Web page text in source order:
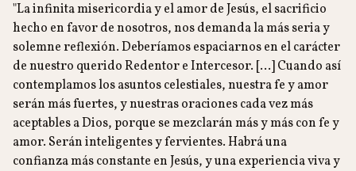
"La infinita misericordia y el amor de Jesús, el sacrificio
hecho en favor de nosotros, nos demanda la más seria y
solemne reflexión. Deberíamos espaciarnos en el carácter
de nuestro querido Redentor e Intercesor. [...] Cuando así
contemplamos los asuntos celestiales, nuestra fe y amor
serán más fuertes, y nuestras oraciones cada vez más
aceptables a Dios, porque se mezclarán más y más con fe y
amor. Serán inteligentes y fervientes. Habrá una
confianza más constante en Jesús, y una experiencia viva y